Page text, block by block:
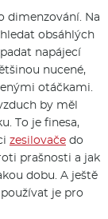
dimenzování. Na
obsáhlých
napájecí
nucené,
otáčkami.
by měl
To je finesa,
zesilovače do
prašnosti a jak
dobu. A ještě
je pro